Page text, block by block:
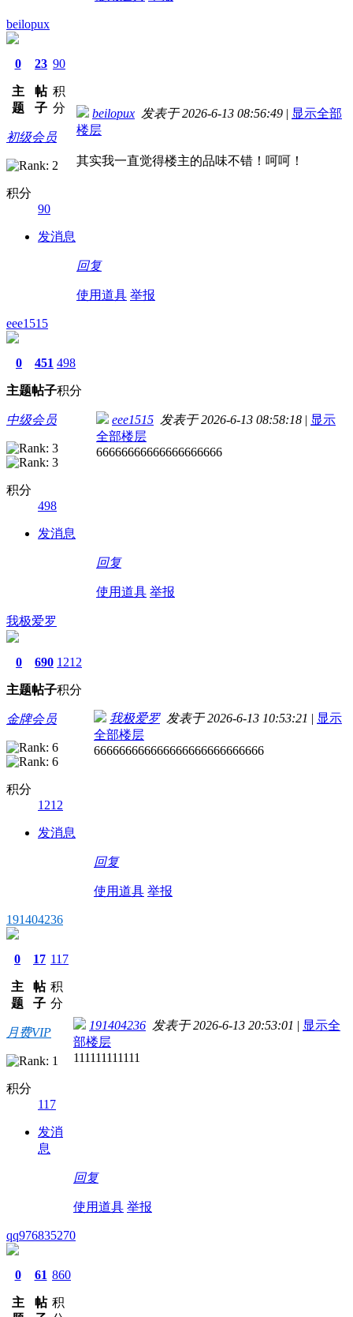
beilopux
0
主
题
23
帖
子
90
积
分
初级会员
积分
90
发消息
beilopux 发表于 2026-6-13 08:56:49 | 显示全部
楼层
其实我一直觉得楼主的品味不错！呵呵！
回复
使用道具 举报
eee1515
0
主题
451
帖子
498
积分
中级会员
积分
498
发消息
eee1515 发表于 2026-6-13 08:58:18 | 显示
全部楼层
66666666666666666666
回复
使用道具 举报
我极爱罗
0
主题
690
帖子
1212
积分
金牌会员
积分
1212
发消息
我极爱罗发表于 2026-6-13 10:53:21 | 显示
全部楼层
666666666666666666666666666
回复
使用道具 举报
191404236
0
主
题
17
帖
子
117
积
分
月费VIP
积分
117
发消
息
191404236 发表于 2026-6-13 20:53:01 | 显示全
部楼层
111111111111
回复
使用道具 举报
qq976835270
0
主
61
帖
860
积